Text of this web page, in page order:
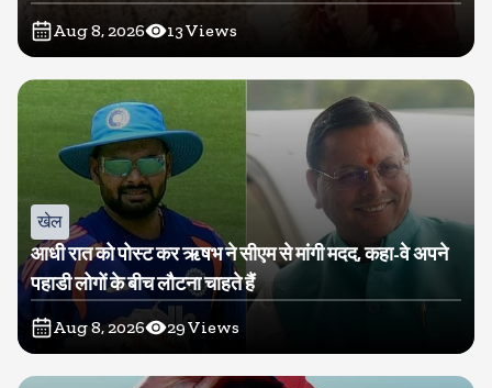
Aug 8, 2026 13Views
खेल
आधी रात को पोस्ट कर ऋषभ ने सीएम से मांगी मदद, कहा-वे अपने
पहाडी लोगों के बीच लौटना चाहते हैं
Aug 8, 2026 29Views